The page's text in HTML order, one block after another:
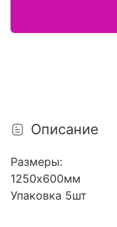
Описание
Размеры:
1250х600мм
Упаковка 5шт